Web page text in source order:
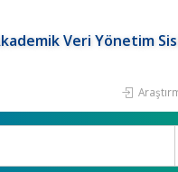
Veri Yönetim